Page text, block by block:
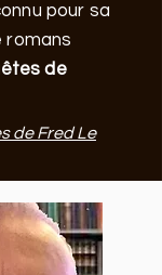
pour sa
romans
de
de Fred Le